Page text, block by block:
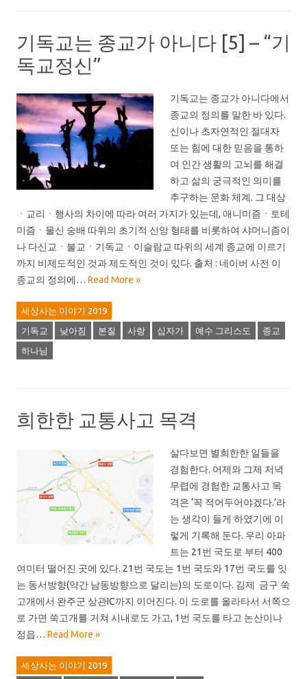
기독교는 종교가 아니다 [5] – “기
독교정신”
기독교는 종교가 아니다에서
종교의 정의를 말한 바 있다.
신이나 초자연적인 절대자
또는 힘에 대한 믿음을 통하
여 인간 생활의 고뇌를 해결
하고 삶의 궁극적인 의미를
추구하는 문화 체계. 그 대상
ㆍ교리ㆍ행사의 차이에 따라 여러 가지가 있는데, 애니미즘ㆍ토테
미즘ㆍ물신 숭배 따위의 초기적 신앙 형태를 비롯하여 샤머니즘이
나 다신교ㆍ불교ㆍ기독교ㆍ이슬람교 따위의 세계 종교에 이르기
까지 비제도적인 것과 제도적인 것이 있다. 출처 : 네이버 사전 이
종교의 정의에… Read More »
세상사는 이야기 2019
기독교 낮아짐 본질 사랑 십자가 예수 그리스도 종교
하나님
희한한 교통사고 목격
살다보면 별희한한 일들을
경험한다. 어제와 그제 저녁
무렵에 경험한 교통사고 목
격은 ‘꼭 적어두어야겠다.’라
는 생각이 들게 하였기에 이
렇게 기록해 둔다. 우리 아파
트는 21번 국도로 부터 400
여미터 떨어진 곳에 있다. 21번 국도는 1번 국도와 17번 국도를 잇
는 동서방향(약간 남동방향으로 달리는)의 도로이다. 김제 금구 쑥
고개에서 완주군 상관IC까지 이어진다. 이 도로를 올라타서 서쪽으
로 가면 쑥고개를 거쳐 시내로도 가고, 1번 국도를 타고 논산이나
정읍… Read More »
세상사는 이야기 2019